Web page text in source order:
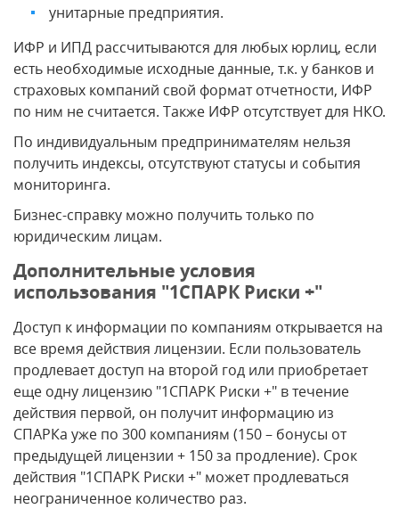
унитарные предприятия.
ИФР и ИПД рассчитываются для любых юрлиц, если
есть необходимые исходные данные, т.к. у банков и
страховых компаний свой формат отчетности, ИФР
по ним не считается. Также ИФР отсутствует для НКО.
По индивидуальным предпринимателям нельзя
получить индексы, отсутствуют статусы и события
мониторинга.
Бизнес-справку можно получить только по
юридическим лицам.
Дополнительные условия
использования "1СПАРК Риски +"
Доступ к информации по компаниям открывается на
все время действия лицензии. Если пользователь
продлевает доступ на второй год или приобретает
еще одну лицензию "1СПАРК Риски +" в течение
действия первой, он получит информацию из
СПАРКа уже по 300 компаниям (150 – бонусы от
предыдущей лицензии + 150 за продление). Срок
действия "1СПАРК Риски +" может продлеваться
неограниченное количество раз.